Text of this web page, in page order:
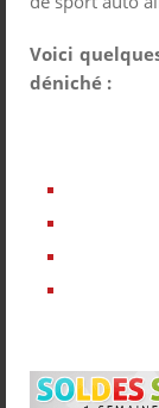
Voici
déniché :